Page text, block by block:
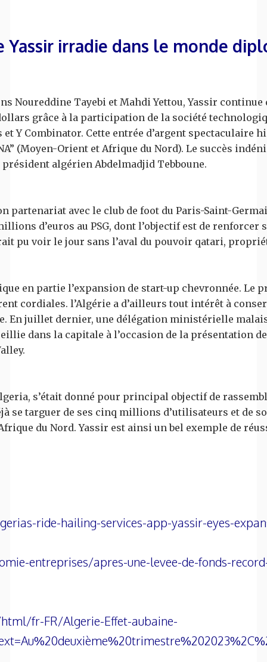
irradie dans le monde
Noureddine Tayebi et Mahdi Yettou, Yassir continue
grâce à la participation de la société
Y Combinator. Cette entrée d’argent spectaculaire
(Moyen-Orient et Afrique du Nord). Le succès
algérien Abdelmadjid Tebboune.
partenariat avec le club de foot du Paris-Saint-
d’euros au PSG, dont l’objectif est de renforcer
pu voir le jour sans l’aval du pouvoir qatari,
en partie l’expansion de start-up chevronnée. Le
cordiales. l’Algérie a d’ailleurs tout intérêt à
juillet dernier, une délégation ministérielle
dans la capitale à l’occasion de la présentation
s’était donné pour principal objectif de
se targuer de ses cinq millions d’utilisateurs et de
du Nord. Yassir est ainsi un bel exemple de
ride-hailing-services-app-yassir-eyes-
entreprises/apres-une-levee-de-fonds-
fr-FR/Algerie-Effet-aubaine-